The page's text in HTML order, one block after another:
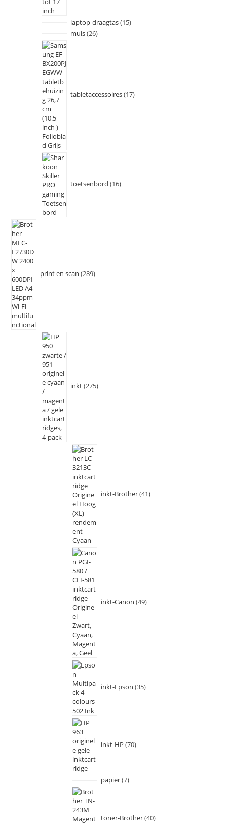
laptop-draagtas 15
muis 26
tabletaccessoires 17
toetsenbord 16
print en scan 289
inkt 275
inkt-Brother 41
inkt-Canon 49
inkt-Epson 35
inkt-HP 70
papier 7
toner-Brother 40